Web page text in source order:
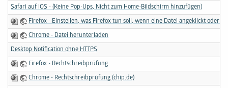
Safari auf iOS - (Keine Pop-Ups, Nicht zum Home-Bildschirm hinzufügen)
Firefox - Einstellen, was Firefox tun soll, wenn eine Datei angeklickt oder
Chrome - Datei herunterladen
Desktop Notification ohne HTTPS
Firefox - Rechtschreibprüfung
Chrome - Rechtschreibprüfung (chip.de)